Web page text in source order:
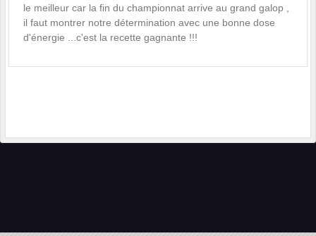
le meilleur car la fin du championnat arrive au grand galop ,
il faut montrer notre détermination avec une bonne dose
d'énergie ...c'est la recette gagnante !!!